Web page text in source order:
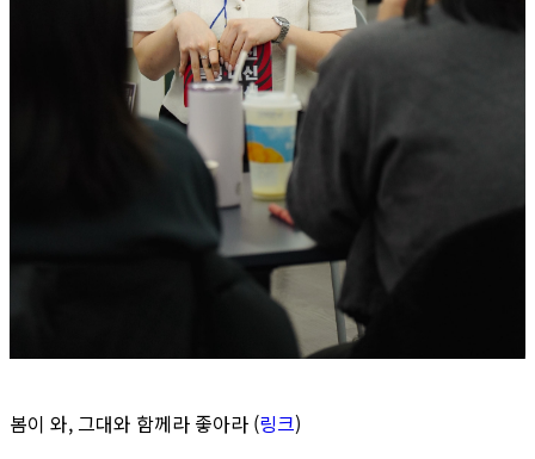
봄이 와, 그대와 함께라 좋아라 (링크)